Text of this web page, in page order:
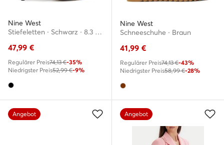
Nine West
Stiefeletten · Schwarz · 8.3 cm
47,99 €
Regulärer Preis74,13 €-35%
Niedrigster Preis52,99 €-9%
Nine West
Schneeschuhe · Braun
41,99 €
Regulärer Preis74,13 €-43%
Niedrigster Preis58,99 €-28%
Angebot Angebot